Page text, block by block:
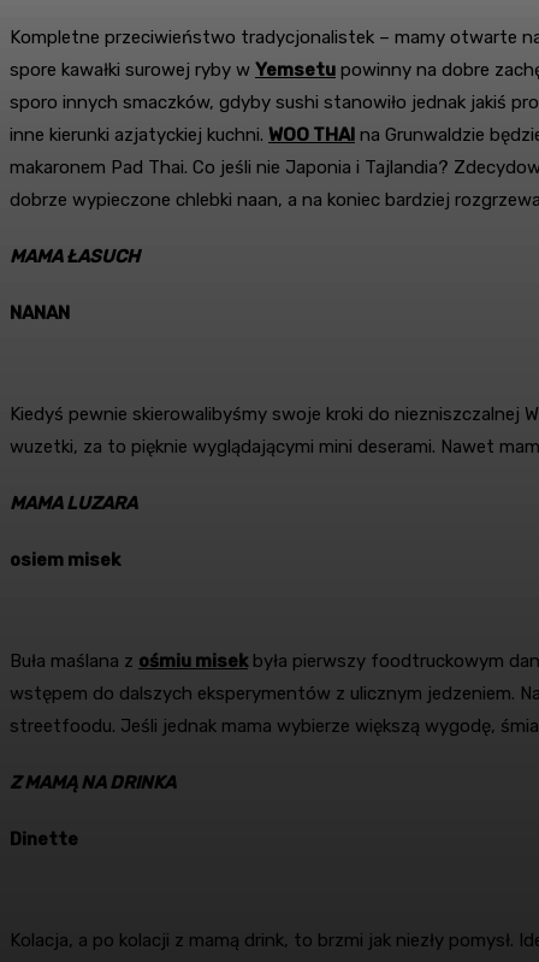
Kompletne przeciwieństwo tradycjonalistek – mamy otwarte
spore kawałki surowej ryby w Yemsetu powinny na dobre
sporo innych smaczków, gdyby sushi stanowiło jednak jakiś
inne kierunki azjatyckiej kuchni. WOO THAI na Grunwaldzie
makaronem Pad Thai. Co jeśli nie Japonia i Tajlandia?
dobrze wypieczone chlebki naan, a na koniec bardziej
MAMA ŁASUCH
NANAN
Kiedyś pewnie skierowalibyśmy swoje kroki do niezniszczalnej
wuzetki, za to pięknie wyglądającymi mini deserami. Nawet
MAMA LUZARA
osiem misek
Buła maślana z ośmiu misekbyła pierwszy foodtruckowym
wstępem do dalszych eksperymentów z ulicznym jedzeniem.
streetfoodu. Jeśli jednak mama wybierze większą wygodę,
Z MAMĄ NA DRINKA
Dinette
Kolacja, a po kolacji z mamą drink, to brzmi jak niezły